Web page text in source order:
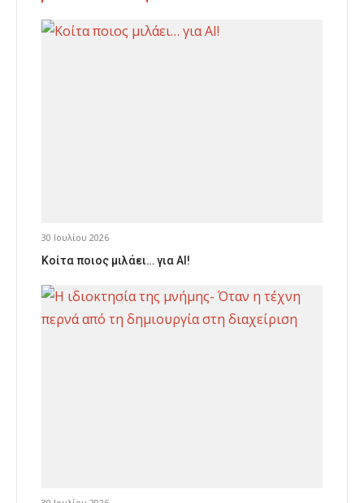
30 Ιουλίου 2026
Κοίτα ποιος μιλάει… για AI!